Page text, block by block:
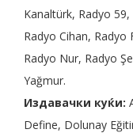
Kanaltürk, Radyo
Radyo Cihan, Radyo
Radyo Nur, Radyo
Yağmur.
Издавачки куќи:
Define, Dolunay